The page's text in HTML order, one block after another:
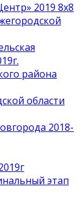
2019 8х8
района
области
2018-
этап